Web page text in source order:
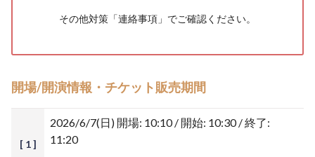
その他対策「連絡事項 」でご確認ください。
開場/開演情報・チケット販売期間
[ 1 ]
2026/6/7(日) 開場: 10:10 / 開始: 10:30 / 終了:
11:20